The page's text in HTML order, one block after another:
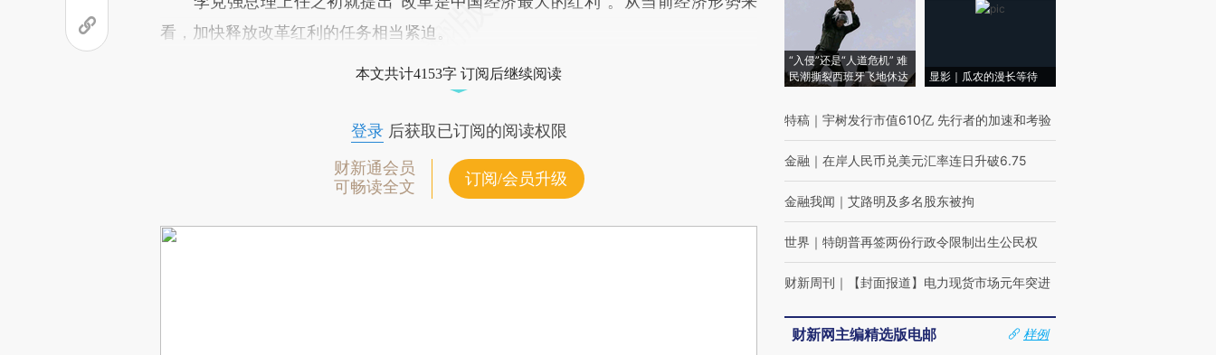
看，加快释放改革红利的任务相当紧迫。
本文共计4153字 订阅后继续阅读
登录后获取已订阅的阅读权限
财新通会员
可畅读全文
订阅/会员升级
“入侵”还是“人道危机” 难
民潮撕裂西班牙飞地休达
显影｜瓜农的漫长等待
特稿 ｜ 宇树发行市值610亿 先行者的加速和考验
金融 ｜ 在岸人民币兑美元汇率连日升破6.75
金融我闻 ｜ 艾路明及多名股东被拘
世界 ｜ 特朗普再签两份行政令限制出生公民权
财新周刊 ｜ 【封面报道】电力现货市场元年突进
财新网主编精选版电邮
样例